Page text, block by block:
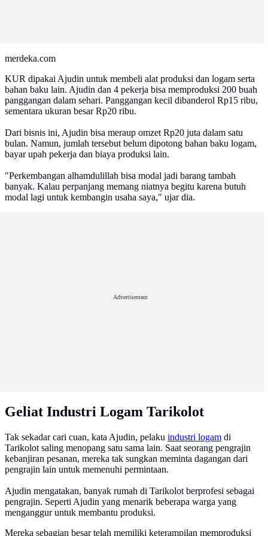
merdeka.com
KUR dipakai Ajudin untuk membeli alat produksi dan logam serta
bahan baku lain. Ajudin dan 4 pekerja bisa memproduksi 200 buah
panggangan dalam sehari. Panggangan kecil dibanderol Rp15 ribu,
sementara ukuran besar Rp20 ribu.
Dari bisnis ini, Ajudin bisa meraup omzet Rp20 juta dalam satu
bulan. Namun, jumlah tersebut belum dipotong bahan baku logam,
bayar upah pekerja dan biaya produksi lain.
"Perkembangan alhamdulillah bisa modal jadi barang tambah
banyak. Kalau perpanjang memang niatnya begitu karena butuh
modal lagi untuk kembangin usaha saya," ujar dia.
Advertisement
Geliat Industri Logam Tarikolot
Tak sekadar cari cuan, kata Ajudin, pelaku industri logam di
Tarikolot saling menopang satu sama lain. Saat seorang pengrajin
kebanjiran pesanan, mereka tak sungkan meminta dagangan dari
pengrajin lain untuk memenuhi permintaan.
Ajudin mengatakan, banyak rumah di Tarikolot berprofesi sebagai
pengrajin. Seperti Ajudin yang menarik beberapa warga yang
menganggur untuk membantu produksi.
Mereka sebagian besar telah memiliki keterampilan memproduksi